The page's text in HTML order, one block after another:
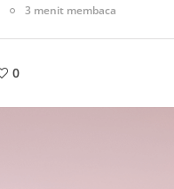
3 menit membaca
0